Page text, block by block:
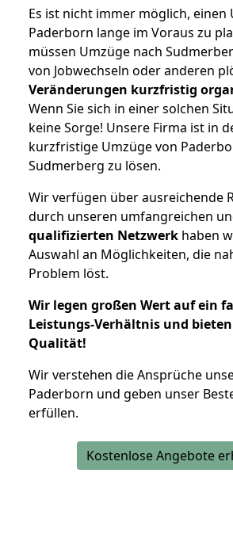
Es ist nicht immer möglich, einen
Paderborn lange im Voraus zu
müssen Umzüge nach
von Jobwechseln oder anderen
Veränderungen kurzfristig
Wenn Sie sich in einer solchen
keine Sorge! Unsere Firma ist in
kurzfristige Umzüge von
Sudmerberg zu lösen.
Wir verfügen über ausreichende
durch unseren umfangreichen
qualifizierten Netzwerk haben
Auswahl an Möglichkeiten, die
Problem löst.
Wir legen großen Wert auf ein
Leistungs-Verhältnis und
Qualität!
Wir verstehen die Ansprüche
Paderborn und geben unser
erfüllen.
Kostenlose Angebote